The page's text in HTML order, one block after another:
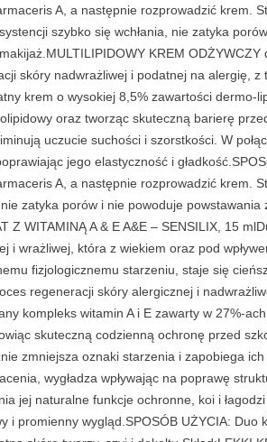
j
ą
c
y
D
e
r
m
o
p
i
e
l
ę
g
n
a
c
j
a
A, a następnie rozprowadzić krem.
szybko się wchłania, nie zatyka
KREM ODŻYWCZY
skóry nadwrażliwej i podatnej na alergię, z
krem o wysokiej 8,5% zawartości dermo-
oraz tworząc skuteczną barierę
uczucie suchości i szorstkości. W
jego elastyczność i
A, a następnie rozprowadzić krem.
zatyka porów i nie powoduje powstawania
Z WITAMINĄ A & E A&E – SENSILIX, 15
wrażliwej, która z wiekiem oraz pod
fizjologicznemu starzeniu, staje się
regeneracji skóry alergicznej i
kompleks witamin A i E zawarty w 27%-
skuteczną codzienną ochronę przed
zmniejsza oznaki starzenia i zapobiega
wygładza wpływając na poprawę
jej naturalne funkcje ochronne, koi i łagodzi
i promienny wygląd.SPOSÓB UŻYCIA: Duo